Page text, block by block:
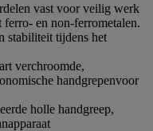
vast voor veilig werk
en non-ferrometalen.
stabiliteit tijdens het
verchroomde,
handgrepenvoor
holle handgreep,